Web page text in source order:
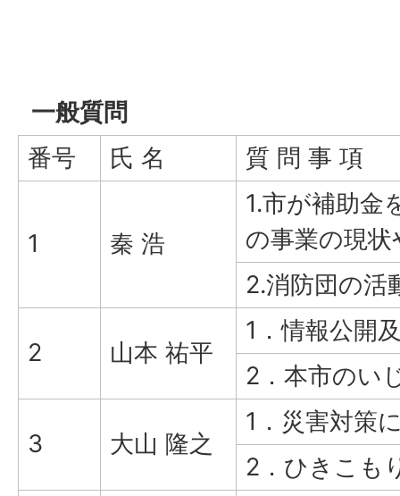
一般質問
番号
氏 名 質 問 事 項
1 秦 浩
1.市が補助金
の事業の現
2.消防団の活
2 山本 祐平
1．情報公開
2．本市のい
3 大山 隆之
1．災害対策
2．ひきこも